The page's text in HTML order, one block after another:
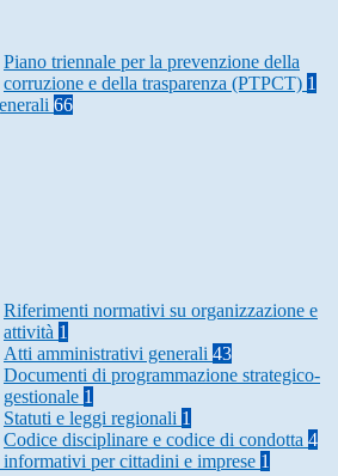
Piano triennale per la prevenzione della
corruzione e della trasparenza (PTPCT) 1
66
Riferimenti normativi su organizzazione e
attività 1
Atti amministrativi generali 43
Documenti di programmazione strategico-
gestionale 1
Statuti e leggi regionali 1
Codice disciplinare e codice di condotta 4
per cittadini e imprese 1